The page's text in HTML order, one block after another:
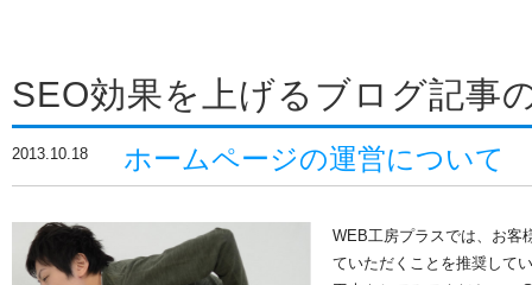
SEO効果を上げるブログ記事
2013.10.18 ホームページの運営について
WEB工房プラスでは、お客
ていただくことを推奨して